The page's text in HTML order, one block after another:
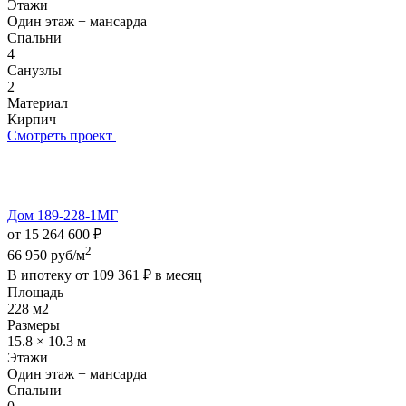
Этажи
Один этаж + мансарда
Спальни
4
Санузлы
2
Материал
Кирпич
Смотреть проект
Дом 189-228-1МГ
от 15 264 600 ₽
66 950 руб/м2
В ипотеку от 109 361 ₽ в месяц
Площадь
228 м2
Размеры
15.8 × 10.3 м
Этажи
Один этаж + мансарда
Спальни